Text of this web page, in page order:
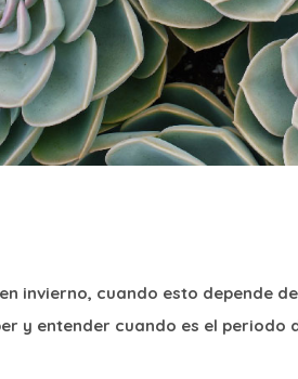
invierno, cuando esto depende
y entender cuando es el periodo